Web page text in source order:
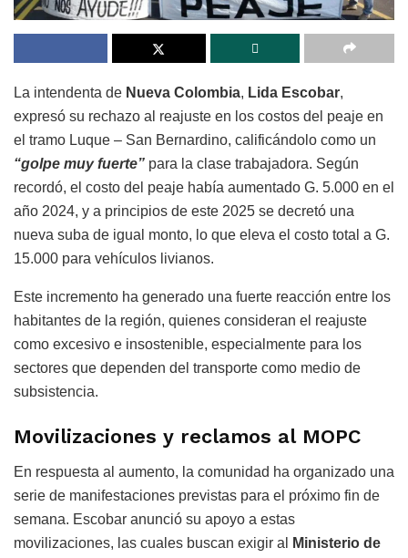
La intendenta de Nueva Colombia, Lida Escobar,
expresó su rechazo al reajuste en los costos del peaje en
el tramo Luque – San Bernardino, calificándolo como un
“golpe muy fuerte” para la clase trabajadora. Según
recordó, el costo del peaje había aumentado G. 5.000 en el
año 2024, y a principios de este 2025 se decretó una
nueva suba de igual monto, lo que eleva el costo total a G.
15.000 para vehículos livianos.
Este incremento ha generado una fuerte reacción entre los
habitantes de la región, quienes consideran el reajuste
como excesivo e insostenible, especialmente para los
sectores que dependen del transporte como medio de
subsistencia.
Movilizaciones y reclamos al MOPC
En respuesta al aumento, la comunidad ha organizado una
serie de manifestaciones previstas para el próximo fin de
semana. Escobar anunció su apoyo a estas
movilizaciones, las cuales buscan exigir al
Ministerio de